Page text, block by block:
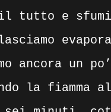
e
ancora un
la fiamma